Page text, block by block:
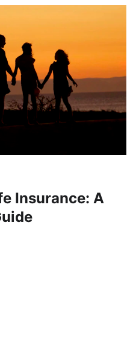
Insurance: A